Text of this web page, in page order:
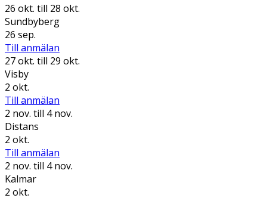
26 okt. till 28 okt.
Sundbyberg
26 sep.
Till anmälan
27 okt. till 29 okt.
Visby
2 okt.
Till anmälan
2 nov. till 4 nov.
Distans
2 okt.
Till anmälan
2 nov. till 4 nov.
Kalmar
2 okt.